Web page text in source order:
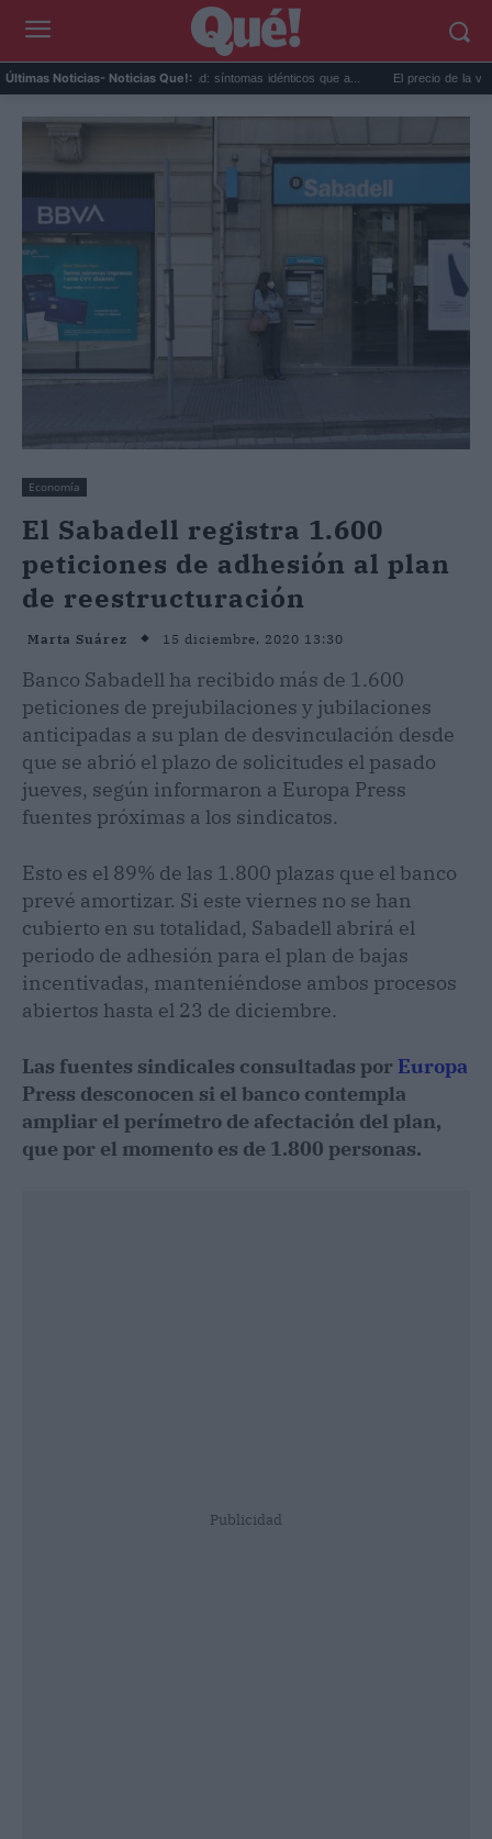
Últimas Noticias- Noticias Que!:
Calor extremo y ansiedad: síntomas idénticos que a... El precio de la vivienda
Economía
El Sabadell registra 1.600
peticiones de adhesión al plan
de reestructuración
Marta Suárez 15 diciembre, 2020 13:30
Banco Sabadell ha recibido más de 1.600
peticiones de prejubilaciones y jubilaciones
anticipadas a su plan de desvinculación desde
que se abrió el plazo de solicitudes el pasado
jueves, según informaron a Europa Press
fuentes próximas a los sindicatos.
Esto es el 89% de las 1.800 plazas que el banco
prevé amortizar. Si este viernes no se han
cubierto en su totalidad, Sabadell abrirá el
periodo de adhesión para el plan de bajas
incentivadas, manteniéndose ambos procesos
abiertos hasta el 23 de diciembre.
Las fuentes sindicales consultadas por Europa
Press desconocen si el banco contempla
ampliar el perímetro de afectación del plan,
que por el momento es de 1.800 personas.
Publicidad